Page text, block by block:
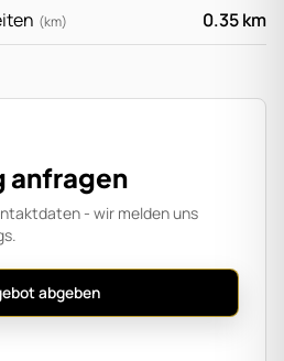
(km) 0.35km
anfragen
- wir melden uns
abgeben